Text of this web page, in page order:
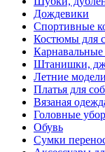
Дождевики
Спортивные
Костюмы для
Штанишки,
Летние модели
Платья для
Вязаная
Головные
Обувь
Сумки